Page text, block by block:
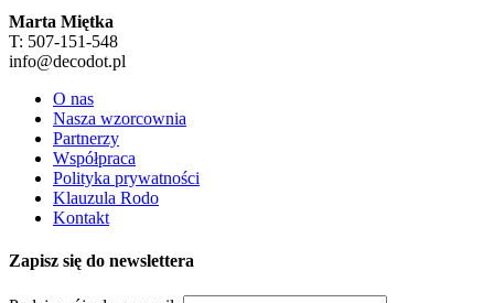
Marta Miętka
T: 507-151-548
info@decodot.pl
O nas
Nasza wzorcownia
Partnerzy
Współpraca
Polityka prywatności
Klauzula Rodo
Kontakt
Zapisz się do newslettera